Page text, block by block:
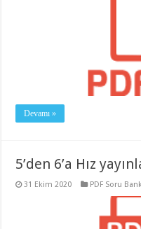
Devamı »
5’den 6’a Hız
31 Ekim 2020 PDF Soru